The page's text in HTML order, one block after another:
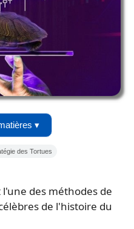
▾
des Tortues
des méthodes de
de l'histoire du